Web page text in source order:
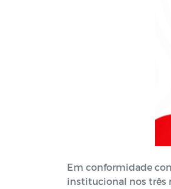
Em conformidade
institucional nos três